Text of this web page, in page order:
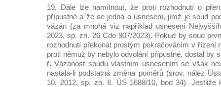
19. Dále lze namítnout, že proti rozhodnutí o
přípustné a že se jedná o usnesení, jímž je soud
vázán (za mnohá viz například usnesení
2023, sp. zn. 26 Cdo 907/2023). Pokud by soud
rozhodnutí překonat prostým pokračováním v řízení
proti němuž by nebylo odvolání přípustné, dostal by
ř. Vázanost soudu vlastním usnesením se však
nastala-li podstatná změna poměrů (srov. nález
10. 2012, sp. zn. II. ÚS 1688/10, bod 34). Jestliže